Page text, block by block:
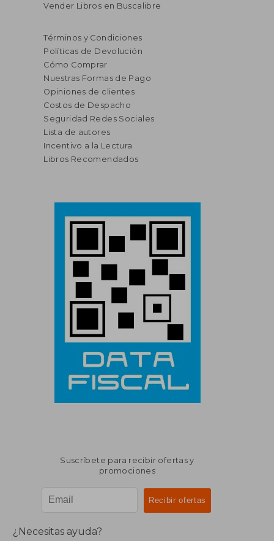
Vender Libros en Buscalibre
Términos y Condiciones
Políticas de Devolución
Cómo Comprar
Nuestras Formas de Pago
Opiniones de clientes
Costos de Despacho
Seguridad Redes Sociales
Lista de autores
Incentivo a la Lectura
Libros Recomendados
Suscríbete para recibir ofertas y
promociones
¿Necesitas ayuda?